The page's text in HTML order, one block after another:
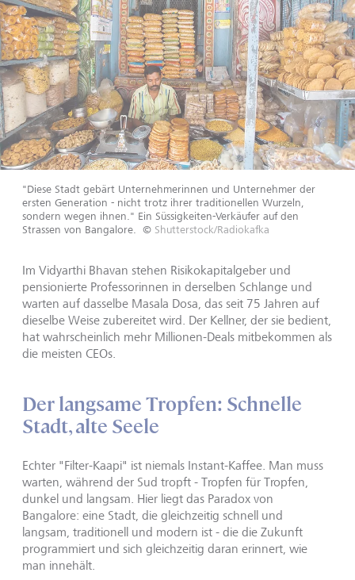
"Diese Stadt gebärt Unternehmerinnen und Unternehmer der
ersten Generation - nicht trotz ihrer traditionellen Wurzeln,
sondern wegen ihnen." Ein Süssigkeiten-Verkäufer auf den
Strassen von Bangalore.
© Shutterstock/Radiokafka
Im Vidyarthi Bhavan stehen Risikokapitalgeber und
pensionierte Professorinnen in derselben Schlange und
warten auf dasselbe Masala Dosa, das seit 75 Jahren auf
dieselbe Weise zubereitet wird. Der Kellner, der sie bedient,
hat wahrscheinlich mehr Millionen-Deals mitbekommen als
die meisten CEOs.
Der langsame Tropfen: Schnelle
Stadt, alte Seele
Echter "Filter-Kaapi" ist niemals Instant-Kaffee. Man muss
warten, während der Sud tropft - Tropfen für Tropfen,
dunkel und langsam. Hier liegt das Paradox von
Bangalore: eine Stadt, die gleichzeitig schnell und
langsam, traditionell und modern ist - die die Zukunft
programmiert und sich gleichzeitig daran erinnert, wie
man innehält.